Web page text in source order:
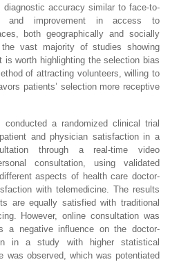
, diagnostic accuracy similar to face-to-
improvement in access to
both geographically and socially
the vast majority of studies showing
worth highlighting the selection bias
of attracting volunteers, willing to
patients’ selection more receptive
a randomized clinical trial
and physician satisfaction in a
through a real-time video
consultation, using validated
aspects of health care doctor-
with telemedicine. The results
are equally satisfied with traditional
However, online consultation was
a negative influence on the doctor-
in a study with higher statistical
was observed, which was potentiated